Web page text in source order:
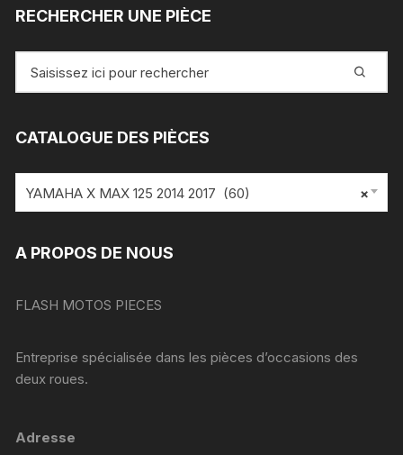
RECHERCHER UNE PIÈCE
pour
CATALOGUE DES PIÈCES
×
YAMAHA X MAX 125 2014 2017 (60)
A PROPOS DE NOUS
FLASH MOTOS PIECES
Entreprise spécialisée dans les pièces d’occasions des
deux roues.
Adresse